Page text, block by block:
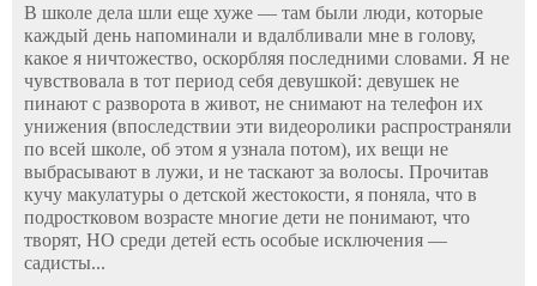
В школе дела шли еще хуже — там были люди, которые
каждый день напоминали и вдалбливали мне в голову,
какое я ничтожество, оскорбляя последними словами. Я не
чувствовала в тот период себя девушкой: девушек не
пинают с разворота в живот, не снимают на телефон их
унижения (впоследствии эти видеоролики распространяли
по всей школе, об этом я узнала потом), их вещи не
выбрасывают в лужи, и не таскают за волосы. Прочитав
кучу макулатуры о детской жестокости, я поняла, что в
подростковом возрасте многие дети не понимают, что
творят, НО среди детей есть особые исключения —
садисты...